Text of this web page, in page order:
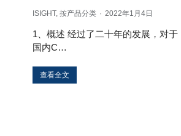
ISIGHT, 按产品分类 2022年1月4日
1、概述 经过了二十年的发展，对于
国内C…
查看全文